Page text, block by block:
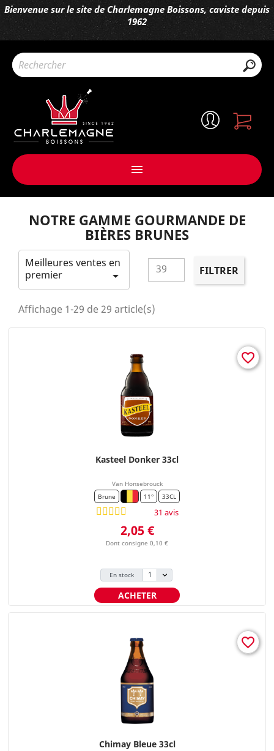
Bienvenue sur le site de Charlemagne Boissons, caviste depuis
1962

NOTRE GAMME GOURMANDE DE
BIÈRES BRUNES
Meilleures ventes en
premier
 39 FILTRER
Affichage 1-29 de 29 article(s)
Kasteel Donker 33cl
Van Honsebrouck
Brune
11° 33CL
31 avis
Prix
2,05 €
Dont consigne 0,10 €
En stock
ACHETER
favorite_border
Chimay Bleue 33cl
favorite_border